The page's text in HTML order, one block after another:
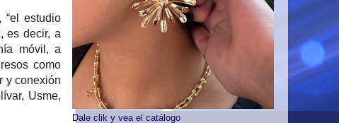
“el estudio
es decir, a
móvil, a
como
y conexión
Usme,
Dale clik y vea el catálogo